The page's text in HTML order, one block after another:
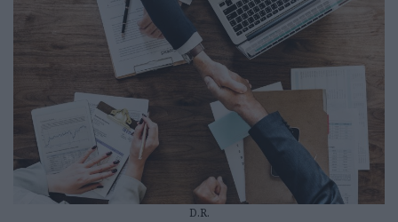
D.R.